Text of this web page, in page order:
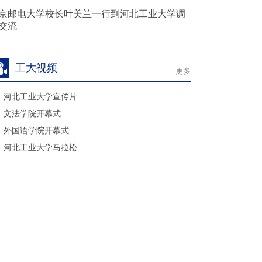
邮电大学校长叶美兰一行到河北工业大学调
流
更多
工大视频
河北工业大学宣传片
文法学院开幕式
外国语学院开幕式
河北工业大学马拉松